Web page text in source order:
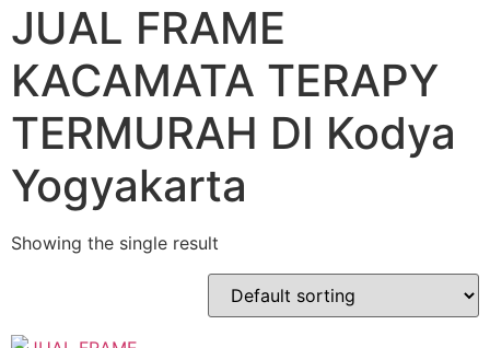
JUAL FRAME
KACAMATA TERAPY
TERMURAH DI Kodya
Yogyakarta
Showing the single result